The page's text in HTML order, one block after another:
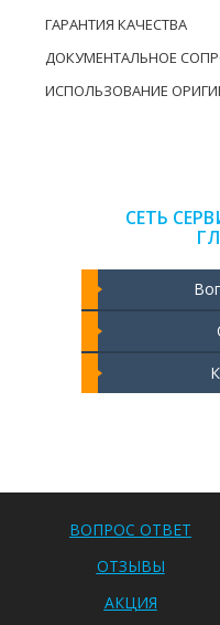
СЕТЬ
ГАРАНТИЯ КАЧЕСТВА
ДОКУМЕНТАЛЬНОЕ
ИСПОЛЬЗОВАНИЕ
ВОПРОС ОТВЕТ
ОТЗЫВЫ
АКЦИЯ